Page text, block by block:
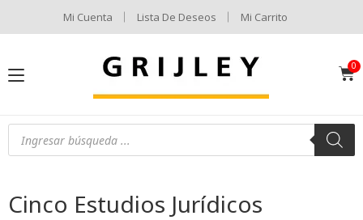
Mi Cuenta Lista De Deseos Mi Carrito
Cinco Estudios Jurídicos